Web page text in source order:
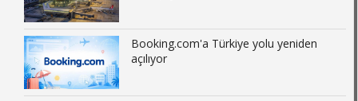
Booking.com'a Türkiye yolu yeniden
açılıyor